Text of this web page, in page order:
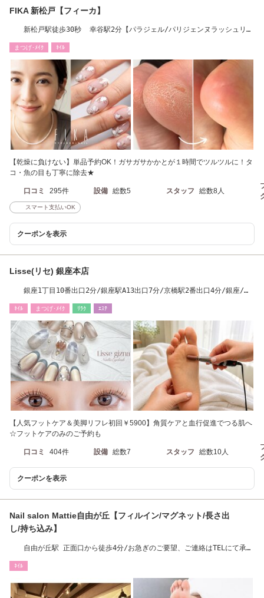
FIKA 新松戸【フィーカ】
新松戸駅徒歩30秒 幸谷駅2分【パラジェル/パリジェンヌラッシュリフ
まつげ･ﾒｲｸ ﾈｲﾙ
【乾燥に負けない】単品予約OK！ガサガサかかとが１時間でツルツルに！タ
コ・魚の目も丁寧に除去★
口コミ 295件 設備 総数5 スタッフ 総数8人
スマート支払いOK
クーポンを表示
Lisse(リセ) 銀座本店
銀座1丁目10番出口2分/銀座駅A13出口7分/京橋駅2番出口4分/銀座/ネ
ﾈｲﾙ まつげ･ﾒｲｸ ﾘﾗｸ ｴｽﾃ
【人気フットケア＆美脚リフレ初回￥5900】角質ケアと血行促進でつる肌へ
☆フットケアのみのご予約も
口コミ 404件 設備 総数7 スタッフ 総数10人
クーポンを表示
Nail salon Mattie自由が丘【フィルイン/マグネット/長さ出
し/持ち込み】
自由が丘駅 正面口から徒歩4分/お急ぎのご要望、ご連絡はTELにて承り
ﾈｲﾙ